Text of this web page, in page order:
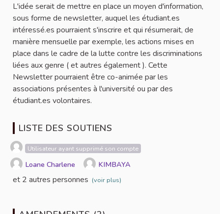
L'idée serait de mettre en place un moyen d'information,
sous forme de newsletter, auquel les étudiant.es
intéressé.es pourraient s'inscrire et qui résumerait, de
manière mensuelle par exemple, les actions mises en
place dans le cadre de la lutte contre les discriminations
liées aux genre ( et autres également ). Cette
Newsletter pourraient être co-animée par les
associations présentes à l'université ou par des
étudiant.es volontaires.
LISTE DES SOUTIENS
Utilisateur ayant supprimé son compte
Loane Charlene KIMBAYA
et 2 autres personnes (voir plus)